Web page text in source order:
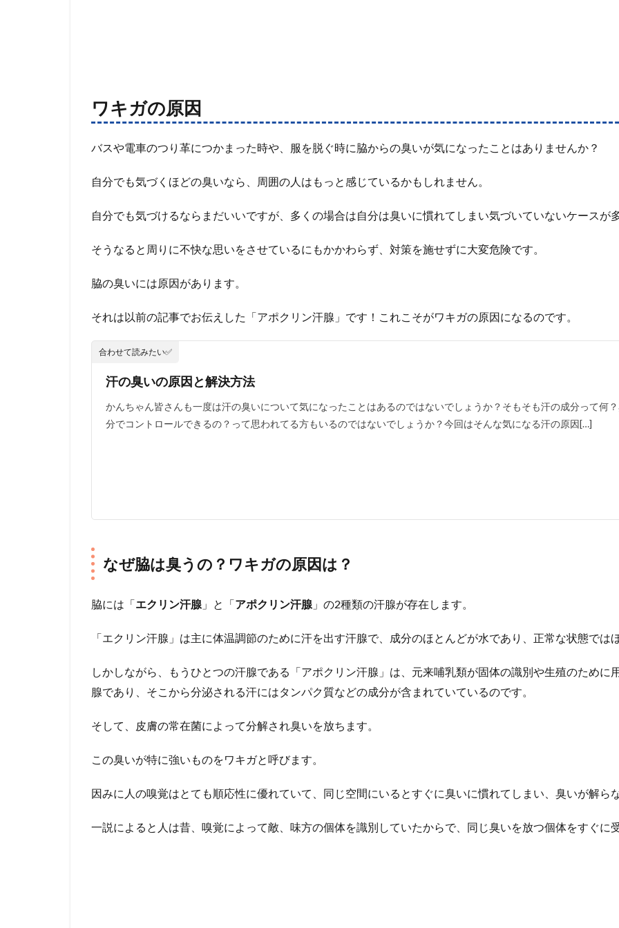
ワキガの原因
バスや電車のつり革につかまった時や、服を脱ぐ時に脇からの臭いが気になったことはありませんか？
自分でも気づくほどの臭いなら、周囲の人はもっと感じているかもしれません。
自分でも気づけるならまだいいですが、多くの場合は自分は臭いに慣れてしまい気づいていないケースが
そうなると周りに不快な思いをさせているにもかかわらず、対策を施せずに大変危険です。
脇の臭いには原因があります。
それは以前の記事でお伝えした「アポクリン汗腺」です！これこそがワキガの原因になるのです。
合わせて読みたい✅
汗の臭いの原因と解決方法
かんちゃん皆さんも一度は汗の臭いについて気になったことはあるのではないでしょうか？そもそも汗の成分って何
分でコントロールできるの？って思われてる方もいるのではないでしょうか？今回はそんな気になる汗の原因[…]
なぜ脇は臭うの？ワキガの原因は？
脇には「エクリン汗腺 」と「アポクリン汗腺 」の2種類の汗腺が存在します。
「エクリン汗腺」は主に体温調節のために汗を出す汗腺で、成分のほとんどが水であり、正常な状態では
しかしながら、もうひとつの汗腺である「アポクリン汗腺」は、元来哺乳類が固体の識別や生殖のために
腺であり、そこから分泌される汗にはタンパク質などの成分が含まれていているのです。
そして、皮膚の常在菌によって分解され臭いを放ちます。
この臭いが特に強いものをワキガと呼びます。
因みに人の嗅覚はとても順応性に優れていて、同じ空間にいるとすぐに臭いに慣れてしまい、臭いが解ら
一説によると人は昔、嗅覚によって敵、味方の個体を識別していたからで、同じ臭いを放つ個体をすぐに